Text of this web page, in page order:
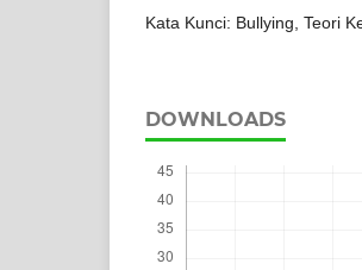
Kata Kunci: Bullying, Teori
DOWNLOADS